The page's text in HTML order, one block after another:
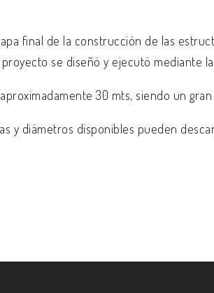
final de la construcción de las
se diseñó y ejecutó mediante
30 mts, siendo un
y diámetros disponibles pueden